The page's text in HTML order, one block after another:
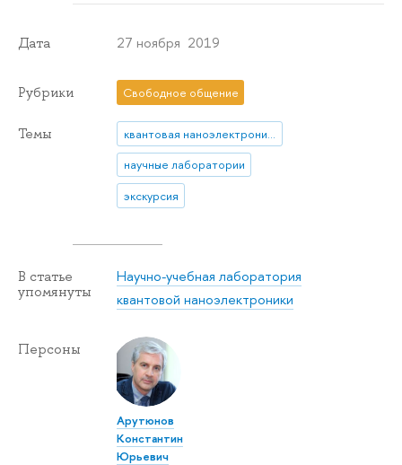
Дата 27 ноября 2019
Рубрики Свободное общение
Темы
квантовая наноэлектроника
научные лаборатории
экскурсия
В статье
упомянуты
Научно-учебная лаборатория
квантовой наноэлектроники
Персоны
Арутюнов
Константин
Юрьевич